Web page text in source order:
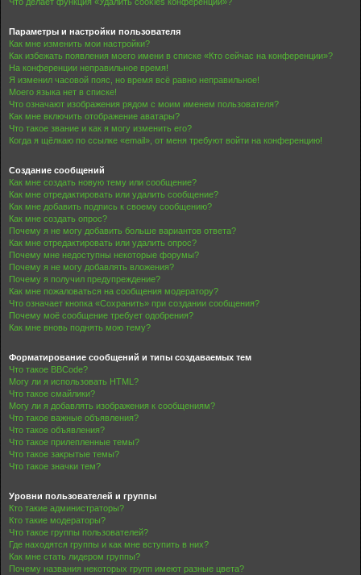
Параметры и настройки пользователя
Как мне изменить мои настройки?
Как избежать появления моего имени в списке «Кто сейчас на конференции»?
На конференции неправильное время!
Я изменил часовой пояс, но время всё равно неправильное!
Моего языка нет в списке!
Что означают изображения рядом с моим именем пользователя?
Как мне включить отображение аватары?
Что такое звание и как я могу изменить его?
Когда я щёлкаю по ссылке «email», от меня требуют войти на конференцию!
Создание сообщений
Как мне создать новую тему или сообщение?
Как мне отредактировать или удалить сообщение?
Как мне добавить подпись к своему сообщению?
Как мне создать опрос?
Почему я не могу добавить больше вариантов ответа?
Как мне отредактировать или удалить опрос?
Почему мне недоступны некоторые форумы?
Почему я не могу добавлять вложения?
Почему я получил предупреждение?
Как мне пожаловаться на сообщения модератору?
Что означает кнопка «Сохранить» при создании сообщения?
Почему моё сообщение требует одобрения?
Как мне вновь поднять мою тему?
Форматирование сообщений и типы создаваемых тем
Что такое BBCode?
Могу ли я использовать HTML?
Что такое смайлики?
Могу ли я добавлять изображения к сообщениям?
Что такое важные объявления?
Что такое объявления?
Что такое прилепленные темы?
Что такое закрытые темы?
Что такое значки тем?
Уровни пользователей и группы
Кто такие администраторы?
Кто такие модераторы?
Что такое группы пользователей?
Где находятся группы и как мне вступить в них?
Как мне стать лидером группы?
Почему названия некоторых групп имеют разные цвета?